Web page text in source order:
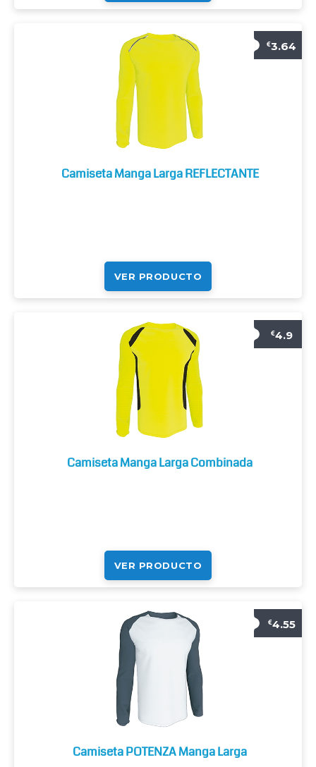
€3.64
Camiseta Manga Larga REFLECTANTE
VER PRODUCTO
€4.9
Camiseta Manga Larga Combinada
VER PRODUCTO
€4.55
Camiseta POTENZA Manga Larga